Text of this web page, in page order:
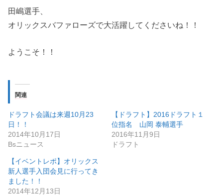
田嶋選手、
オリックスバファローズで大活躍してくださいね！！
ようこそ！！
関連
ドラフト会議は来週10月23
日！！
2014年10月17日
Bsニュース
【ドラフト】2016ドラフト１
位指名 山岡 泰輔選手
2016年11月9日
ドラフト
【イベントレポ】オリックス
新人選手入団会見に行ってき
ました！！
2014年12月13日